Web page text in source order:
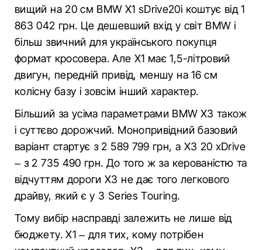
вищий на 20 см BMW X1 sDrive20i коштує від 1
863 042 грн. Це дешевший вхід у світ BMW і
більш звичний для українського покупця
формат кросовера. Але X1 має 1,5-літровий
двигун, передній привід, меншу на 16 см
колісну базу і зовсім інший характер.
Більший за усіма параметрами BMW X3 також
і суттєво дорожчий. Монопривідний базовий
варіант стартує з 2 589 799 грн, а X3 20 xDrive
– з 2 735 490 грн. До того ж за керованістю та
відчуттям дороги X3 не дає того легкового
драйву, який є у 3 Series Touring.
Тому вибір насправді залежить не лише від
бюджету. X1 – для тих, кому потрібен